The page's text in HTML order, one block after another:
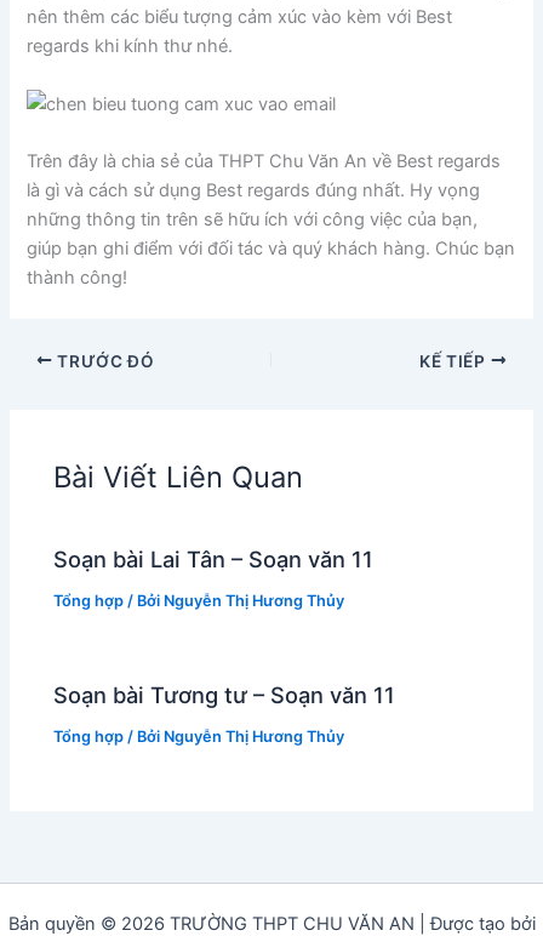
nên thêm các biểu tượng cảm xúc vào kèm với Best
regards khi kính thư nhé.
Trên đây là chia sẻ của THPT Chu Văn An về Best regards
là gì và cách sử dụng Best regards đúng nhất. Hy vọng
những thông tin trên sẽ hữu ích với công việc của bạn,
giúp bạn ghi điểm với đối tác và quý khách hàng. Chúc bạn
thành công!
TRƯỚC ĐÓ KẾ TIẾP
Bài Viết Liên Quan
Soạn bài Lai Tân – Soạn văn 11
Tổng hợp / Bởi Nguyễn Thị Hương Thủy
Soạn bài Tương tư – Soạn văn 11
Tổng hợp / Bởi Nguyễn Thị Hương Thủy
Bản quyền © 2026 TRƯỜNG THPT CHU VĂN AN | Được tạo bởi